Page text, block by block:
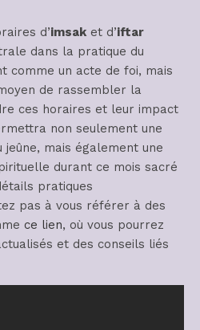
d’imsak et d’iftar
dans la pratique du
comme un acte de foi, mais
de rassembler la
ces horaires et leur impact
non seulement une
mais également une
durant ce mois sacré
pratiques
pas à vous référer à des
ce lien, où vous pourrez
et des conseils liés